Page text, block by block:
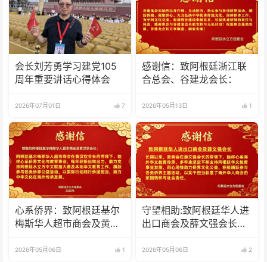
会长刘芳勇学习建党105
周年重要讲话心得体会
2026年07月01日 7
感谢信：致阿根廷浙江联
合总会、谷建龙会长：
2026年05月13日 1
心系侨界​：致阿根廷基尔
梅斯华人超市商会及黄汉
2026年05月06日 1
守望相助:致阿根廷华人进
出口商会及薛文强会长的
2026年05月06日 2